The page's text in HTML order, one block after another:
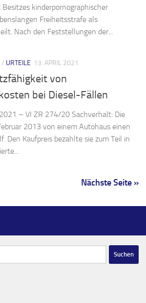
kinderpornographischer
Freiheitsstrafe als
Nach den Feststellungen der...
/ URTEILE 13. APRIL 2021
von
bei Diesel-Fällen
– VI ZR 274/20 Sachverhalt: Die
2013 von einem Autohaus einen
Den Kaufpreis bezahlte sie zum Teil in
Nächste Seite »